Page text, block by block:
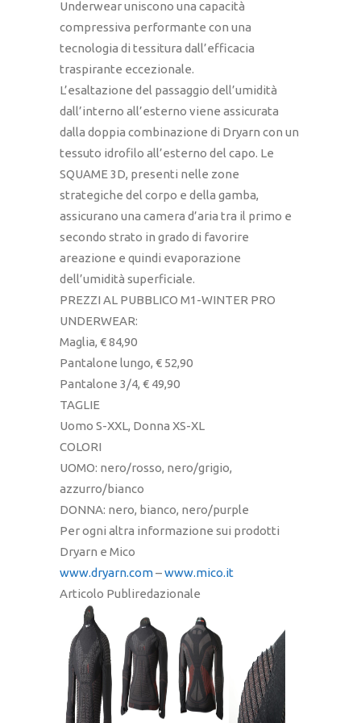
Underwear uniscono una capacità
compressiva performante con una
tecnologia di tessitura dall’efficacia
traspirante eccezionale.
L’esaltazione del passaggio dell’umidità
dall’interno all’esterno viene assicurata
dalla doppia combinazione di Dryarn con un
tessuto idrofilo all’esterno del capo. Le
SQUAME 3D, presenti nelle zone
strategiche del corpo e della gamba,
assicurano una camera d’aria tra il primo e
secondo strato in grado di favorire
areazione e quindi evaporazione
dell’umidità superficiale.
PREZZI AL PUBBLICO M1-WINTER PRO
UNDERWEAR:
Maglia, € 84,90
Pantalone lungo, € 52,90
Pantalone 3/4, € 49,90
TAGLIE
Uomo S-XXL, Donna XS-XL
COLORI
UOMO: nero/rosso, nero/grigio,
azzurro/bianco
DONNA: nero, bianco, nero/purple
Per ogni altra informazione sui prodotti
Dryarn e Mico
www.dryarn.com–www.mico.it
Articolo Publiredazionale